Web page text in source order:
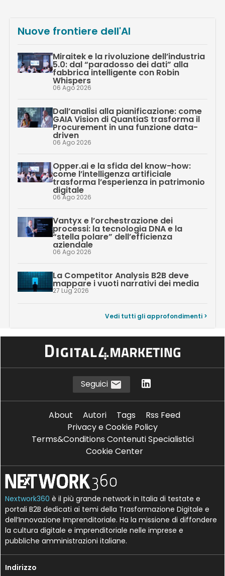
Nuove frontiere dell'AI
Miraitek e la rivoluzione dell’industria
5.0: dal “paradosso dei dati” alla
fabbrica intelligente con Robin
Whispers
06 Ago 2026
Dall’analisi alla pianificazione: come
GAIA Vision di QuantiaS trasforma il
Procurement in una funzione data-
driven
06 Ago 2026
Opper.ai e la sfida del know-how:
come l’intelligenza artificiale
trasforma l’esperienza in patrimonio
digitale
06 Ago 2026
Vantyx e l’orchestrazione dei
processi: la tecnologia DNA e la
“stella polare” dell’efficienza
aziendale
06 Ago 2026
La Competitor Analysis B2B deve
mappare i vuoti narrativi dei media
27 Lug 2026
Vedi tutti gli approfondimenti >
Seguici
About Autori Tags
Rss Feed
Privacy e Cookie Policy
Terms&Conditions Contenuti Specialistici
Cookie Center
Nextwork360 è il più grande network in Italia di testate e
portali B2B dedicati ai temi della Trasformazione Digitale e
dell’Innovazione Imprenditoriale. Ha la missione di diffondere
la cultura digitale e imprenditoriale nelle imprese e
pubbliche amministrazioni italiane.
Indirizzo